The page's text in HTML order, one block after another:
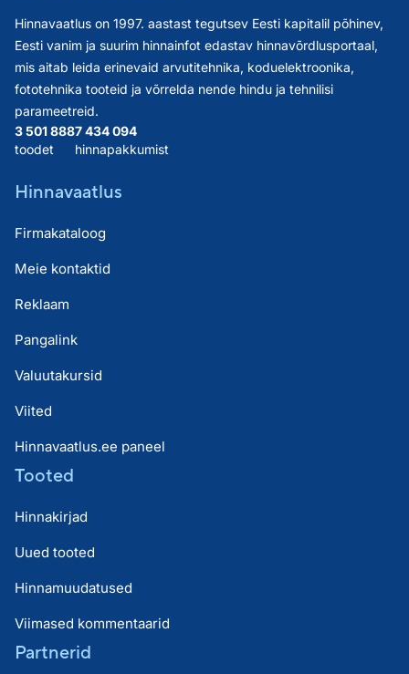
Hinnavaatlus on 1997. aastast tegutsev Eesti kapitalil põhinev,
Eesti vanim ja suurim hinnainfot edastav hinnavõrdlusportaal,
mis aitab leida erinevaid arvutitehnika, koduelektroonika,
fototehnika tooteid ja võrrelda nende hindu ja tehnilisi
parameetreid.
3 501 888
toodet
7 434 094
hinnapakkumist
Hinnavaatlus
Firmakataloog
Meie kontaktid
Reklaam
Pangalink
Valuutakursid
Viited
Hinnavaatlus.ee paneel
Tooted
Hinnakirjad
Uued tooted
Hinnamuudatused
Viimased kommentaarid
Partnerid